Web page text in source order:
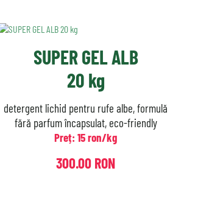
SUPER GEL ALB
20 kg
detergent lichid pentru rufe albe, formulă
fără parfum încapsulat, eco-friendly
Preț: 15 ron/kg
300.00 RON